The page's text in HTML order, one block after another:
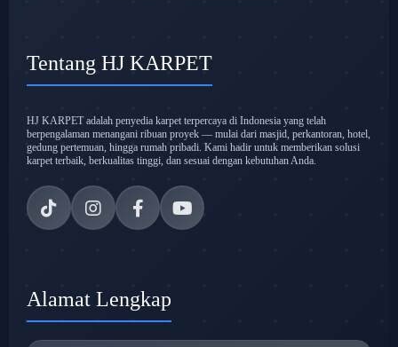
Tentang HJ KARPET
HJ KARPET adalah penyedia karpet terpercaya di Indonesia yang telah
berpengalaman menangani ribuan proyek — mulai dari masjid, perkantoran, hotel,
gedung pertemuan, hingga rumah pribadi. Kami hadir untuk memberikan solusi
karpet terbaik, berkualitas tinggi, dan sesuai dengan kebutuhan Anda.
Alamat Lengkap